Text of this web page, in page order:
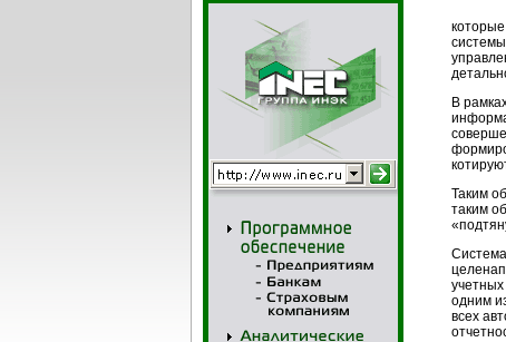
системы
В
Таким
таким
одним
всех